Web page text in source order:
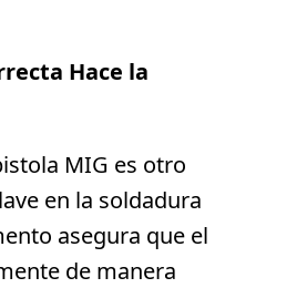
Hace la
MIG es otro
en la soldadura
asegura que el
de manera